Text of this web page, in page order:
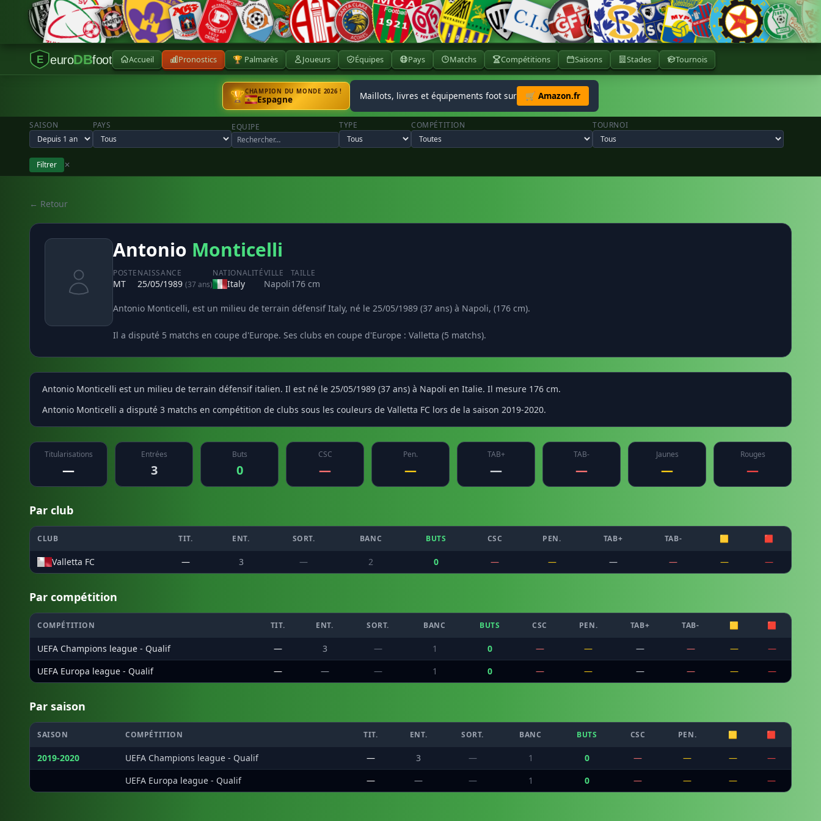
E euroDBfoot Accueil Pronostics 🏆 Palmarès Joueurs Équipes Pays Matchs Compétitions Saisons Stades Tournois
🏆CHAMPION DU MONDE 2026 !
Espagne Maillots, livres et équipements foot sur 🛒 Amazon.fr
SAISON PAYS EQUIPE TYPE COMPÉTITION TOURNOI
Filtrer ✕
← Retour
Antonio Monticelli
POSTE
MT
NAISSANCE
25/05/1989 (37 ans)
NATIONALITÉ
Italy
VILLE
Napoli
TAILLE
176 cm
Antonio Monticelli, est un milieu de terrain défensif Italy, né le 25/05/1989 (37 ans) à Napoli, (176 cm).
Il a disputé 5 matchs en coupe d'Europe. Ses clubs en coupe d'Europe : Valletta (5 matchs).
Antonio Monticelli est un milieu de terrain défensif italien. Il est né le 25/05/1989 (37 ans) à Napoli en Italie. Il mesure 176 cm.
Antonio Monticelli a disputé 3 matchs en compétition de clubs sous les couleurs de Valletta FC lors de la saison 2019-2020.
Titularisations
—
Entrées
3
Buts
0
CSC
—
Pen.
—
TAB+
—
TAB-
—
Jaunes
—
Rouges
—
Par club
CLUB TIT. ENT. SORT. BANC BUTS CSC PEN. TAB+ TAB- 🟨 🟥
Valletta FC — 3 — 2 0 — — — — — —
Par compétition
COMPÉTITION TIT. ENT. SORT. BANC BUTS CSC PEN. TAB+ TAB- 🟨 🟥
UEFA Champions league - Qualif — 3 — 1 0 — — — — —
—
UEFA Europa league - Qualif
— — — 1 0 — — — — — —
Par saison
SAISON COMPÉTITION TIT. ENT. SORT. BANC BUTS CSC PEN. 🟨 🟥
2019-2020 UEFA Champions league - Qualif — 3 — 1 0 — — —
—
UEFA Europa league - Qualif — — — 1 0 — — — —